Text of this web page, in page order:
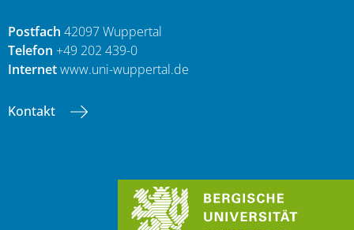
Postfach 42097 Wuppertal
Telefon +49 202 439-0
Internetwww.uni-wuppertal.de
Kontakt